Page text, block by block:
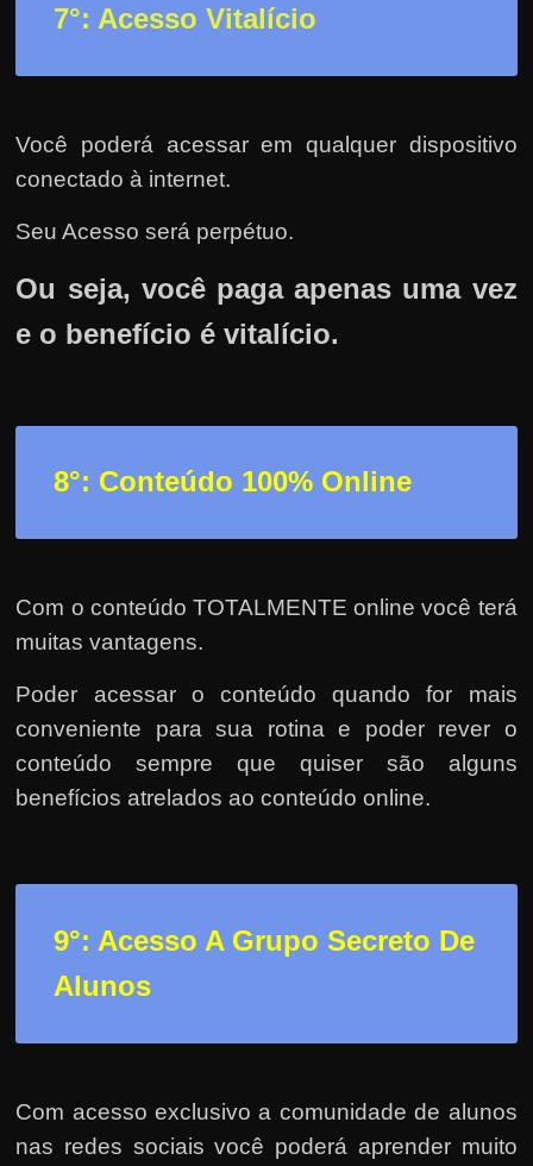
7°: Acesso Vitalício
Você poderá acessar em qualquer dispositivo
conectado à internet.
Seu Acesso será perpétuo.
Ou seja, você paga apenas uma vez
e o benefício é vitalício.
8°: Conteúdo 100% Online
Com o conteúdo TOTALMENTE online você terá
muitas vantagens.
Poder acessar o conteúdo quando for mais
conveniente para sua rotina e poder rever o
conteúdo sempre que quiser são alguns
benefícios atrelados ao conteúdo online.
9°: Acesso A Grupo Secreto De
Alunos
Com acesso exclusivo a comunidade de alunos
nas redes sociais você poderá aprender muito